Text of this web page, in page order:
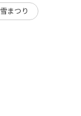
雪まつり